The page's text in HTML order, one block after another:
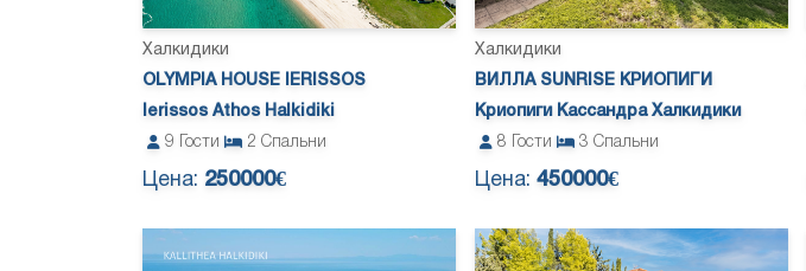
Халкидики
OLYMPIA HOUSE IERISSOS
Ierissos Athos Halkidiki
9
Гости 2 Спальни
Цена: 250000€
Халкидики
ВИЛЛА SUNRISE КРИОПИГИ
Криопиги Кассандра Халкидики
8
Гости 3 Спальни
Цена: 450000€